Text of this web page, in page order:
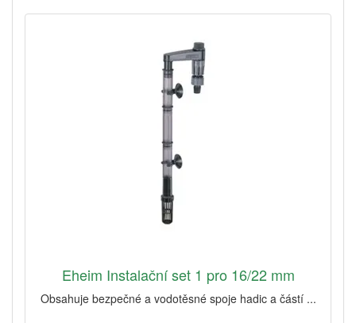
Eheim Instalační set 1 pro 16/22 mm
Obsahuje bezpečné a vodotěsné spoje hadic a částí ...